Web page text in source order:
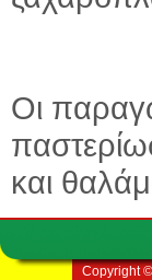
Οι
και
Copyright